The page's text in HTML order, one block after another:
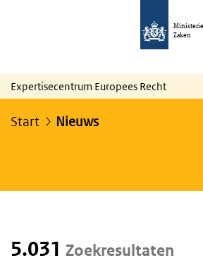
Zaken
Expertisecentrum Europees Recht
Start Nieuws
5.031 Zoekresultaten